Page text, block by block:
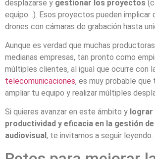
desplazarse y gestionar los proyectos
equipo…). Esos proyectos pueden implicar
drones con cámaras de grabación hasta
Aunque es verdad que muchas
medianas empresas, tan pronto como
múltiples clientes, al igual que ocurre con
telecomunicaciones, es muy probable que
ampliar tu equipo y realizar múltiples
Si quieres avanzar en este ámbito y lograr
productividad y eficacia en la gestión
audiovisual , te invitamos a seguir leyendo.